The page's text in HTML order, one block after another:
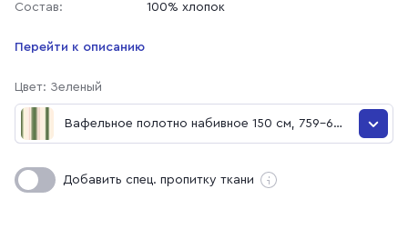
Состав:
100% хлопок
Перейти к описанию
Цвет: Зеленый
Вафельное полотно набивное 150 см, 759-6
Полоса
Вафельное полотно набивное 150 см, 759-6 Полоса
Добавить спец. пропитку ткани